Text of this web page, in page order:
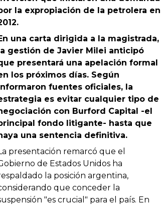
la expropiación de la petrolera en
una carta dirigida a la magistrada,
gestión de Javier Milei anticipó
presentará una apelación formal
los próximos días. Según
fuentes oficiales, la
es evitar cualquier tipo de
con Burford Capital -el
fondo litigante- hasta que
una sentencia definitiva.
presentación remarcó que el
de Estados Unidos ha
la posición argentina,
que conceder la
"es crucial" para el país. En